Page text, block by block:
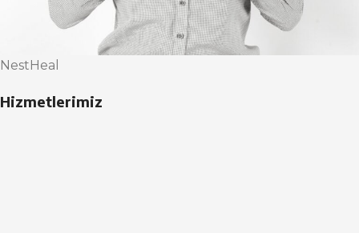
NestHeal
Hizmetlerimiz